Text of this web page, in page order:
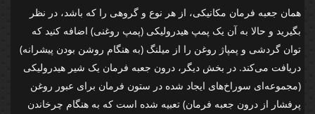
همان جعبه فرمان مکانیکی، از هر نوع و گروهی را که باشد، در نظر
بگیرید و حالا به آن یک پمپ هیدرولیکی (پمپ روغنی) اضافه کنید که
توان گردشی و پمپاژ روغن را از میلنگ (به هنگام روشن بودن پیشرانه)
دریافت می‌کند. در بخش دیگر، درون جعبه فرمان یک شیر هیدرولیکی
(مجموعه‌ای سوراخ‌های ایجاد شده در ستون فرمان برای عبور روغن
پرفشار از درون جعبه فرمان) تعبیه شده است که به هنگام چرخاندن